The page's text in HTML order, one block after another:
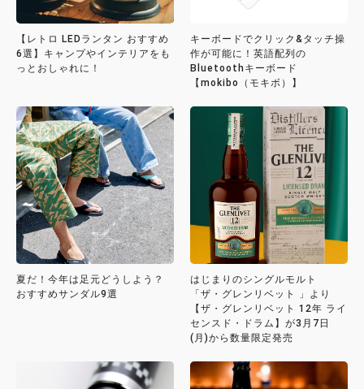
【レトロ LEDランタン おすすめ
6選】キャンプやインテリアをも
っとおしゃれに！
キーボードでクリック&タッチ操
作が可能に！英語配列の
Bluetoothキーボード
【mokibo（モキボ）】
夏だ！今年は足元どうしよう？
おすすめサンダル9選
はじまりのシングルモルト
「ザ・グレンリベット 」より
【ザ・グレンリベット 12年 ライ
センスド・ドラム】が3月7日
(月)から数量限定発売